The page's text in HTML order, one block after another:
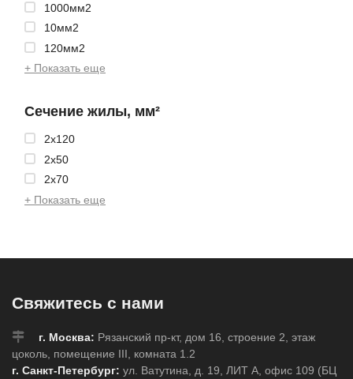
1000мм2
10мм2
120мм2
+ Показать еще
Сечение жилы, мм²
2x120
2x50
2x70
+ Показать еще
Свяжитесь с нами
г. Москва: Рязанский пр-кт, дом 16, строение 2, этаж
цоколь, помещение III, комната 1.2
г. Санкт-Петербург: ул. Ватутина, д. 19, ЛИТ А, офис 109 (БЦ